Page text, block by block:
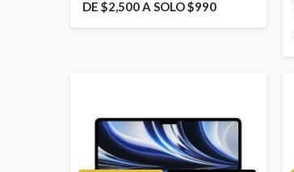
DE $2,500 A SOLO $990